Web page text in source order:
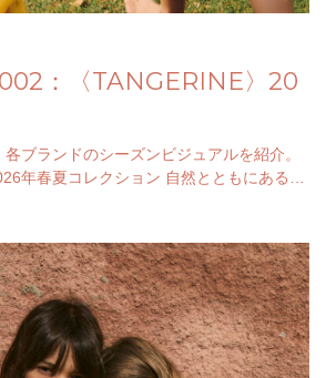
：〈TANGERINE〉20
ブランドのシーズンビジュアルを紹介。
年春夏コレクション 自然とともにある暮